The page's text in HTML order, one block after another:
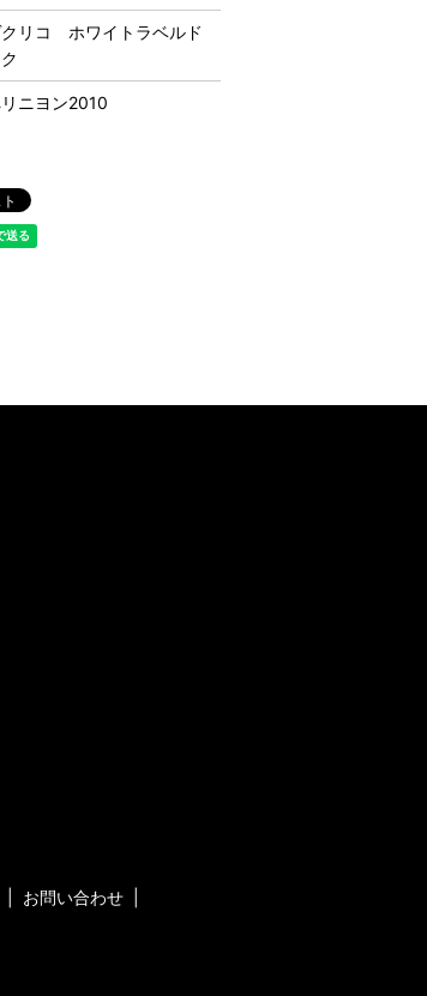
クリコ ホワイトラベルド
リニヨン2010
お問い合わせ